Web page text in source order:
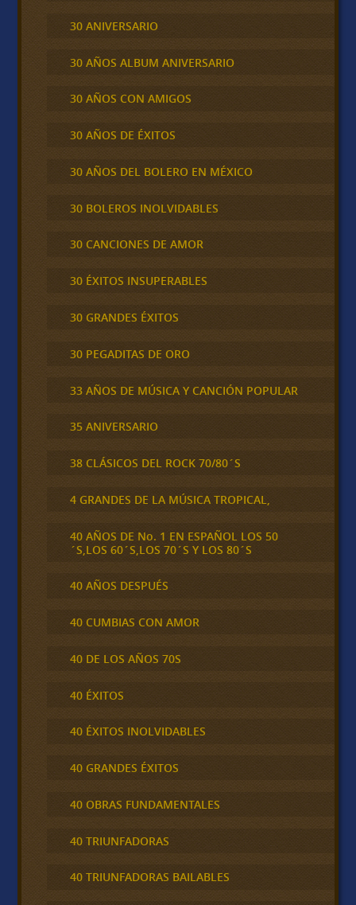
30 ANIVERSARIO
30 AÑOS ALBUM ANIVERSARIO
30 AÑOS CON AMIGOS
30 AÑOS DE ÉXITOS
30 AÑOS DEL BOLERO EN MÉXICO
30 BOLEROS INOLVIDABLES
30 CANCIONES DE AMOR
30 ÉXITOS INSUPERABLES
30 GRANDES ÉXITOS
30 PEGADITAS DE ORO
33 AÑOS DE MÚSICA Y CANCIÓN POPULAR
35 ANIVERSARIO
38 CLÁSICOS DEL ROCK 70/80´S
4 GRANDES DE LA MÚSICA TROPICAL,
40 AÑOS DE No. 1 EN ESPAÑOL LOS 50
´S,LOS 60´S,LOS 70´S Y LOS 80´S
40 AÑOS DESPUÉS
40 CUMBIAS CON AMOR
40 DE LOS AÑOS 70S
40 ÉXITOS
40 ÉXITOS INOLVIDABLES
40 GRANDES ÉXITOS
40 OBRAS FUNDAMENTALES
40 TRIUNFADORAS
40 TRIUNFADORAS BAILABLES